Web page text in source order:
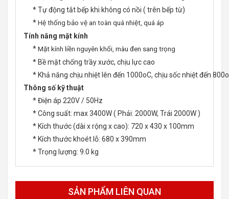
* Tự động tắt bếp khi không có nồi ( trên bếp từ)
* Hệ thống bảo vệ an toàn quá nhiệt, quá áp
Tính năng mặt kính
* Mặt kính liền nguyên khối, màu đen sang trọng
* Bề mặt chống trầy xước, chịu lực cao
* Khả năng chịu nhiệt lên đến 1000oC, chịu sốc nhiệt đến
Thông số kỹ thuật
* Điện áp 220V / 50Hz
* Công suất: max 3400W ( Phải: 2000W, Trái 2000W )
* Kích thước (dài x rộng x cao): 720 x 430 x 100mm
* Kích thước khoét lỗ: 680 x 390mm
* Trọng lượng: 9.0 kg
SẢN PHẨM LIÊN QUAN